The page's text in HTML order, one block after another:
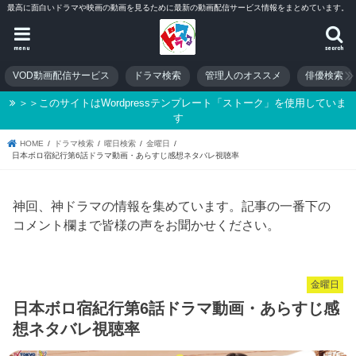
最高に面白いドラマや映画の動画を見るために最新の動画配信サービス情報をまとめています。
search
menu
VOD動画配信サービス ドラマ検索 管理人のオススメ 俳優検索
＞＞このサイトはWordpressテンプレート「ストーク」を使用していま
す
HOME ドラマ検索 曜日検索
金曜日
日本ボロ宿紀行第6話ドラマ動画・あらすじ感想ネタバレ視聴率
神回、神ドラマの情報を集めています。記事の一番下の
コメント欄まで皆様の声をお聞かせください。
金曜日
日本ボロ宿紀行第6話ドラマ動画・あらすじ感
想ネタバレ視聴率